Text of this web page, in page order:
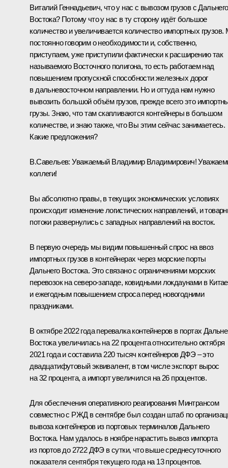
Виталий Геннадьевич, что у нас с вывозом грузов с Дальнего
Востока? Потому что у нас в ту сторону идёт большое
количество и увеличивается количество импортных
постоянно говорим о необходимости и, собственно,
приступаем, уже приступили фактически к расширению так
называемого Восточного полигона, то есть работаем над
повышением пропускной способности железных дорог
в дальневосточном направлении. Но и оттуда нам нужно
вывозить большой объём грузов, прежде всего это
грузы. Знаю, что там скапливаются контейнеры в большом
количестве, и знаю также, что Вы этим сейчас занимаетесь.
Какие предложения?
В.Савельев:Уважаемый Владимир Владимирович!
коллеги!
Вы абсолютно правы, в текущих экономических условиях
происходит изменение логистических направлений, и
потоки развернулись с западных направлений на восток.
В первую очередь мы видим повышенный спрос на ввоз
импортных грузов в контейнерах через морские порты
Дальнего Востока. Это связано с ограничениями морских
перевозок на северо-западе, ковидными локдаунами в Китае
и ежегодным повышением спроса перед новогодними
праздниками.
В октябре 2022 года перевалка контейнеров в портах
Востока увеличилась на 22 процента относительно октября
2021 года и составила 220 тысяч контейнеров ДФЭ – это
двадцатифутовый эквивалент, в том числе экспорт вырос
на 32 процента, а импорт увеличился на 26 процентов.
Для обеспечения оперативного реагирования Минтрансом
совместно с РЖД в сентябре был создан штаб по
вывоза контейнеров из портовых терминалов Дальнего
Востока. Нам удалось в ноябре нарастить вывоз импорта
из портов до 2722 ДФЭ в сутки, что выше среднесуточного
показателя сентября текущего года на 13 процентов.